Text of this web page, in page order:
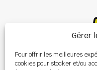
Gérer
Pour offrir les meilleures
cookies pour stocker et/ou